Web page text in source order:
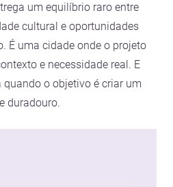
um equilíbrio raro entre
cultural e oportunidades
É uma cidade onde o projeto
e necessidade real. E
o objetivo é criar um
duradouro.